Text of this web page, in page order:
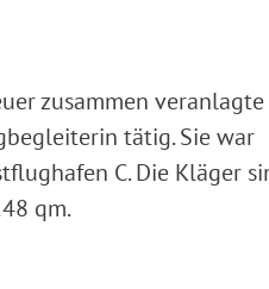
zusammen veranlagte
tätig. Sie war
C. Die Kläger
qm.